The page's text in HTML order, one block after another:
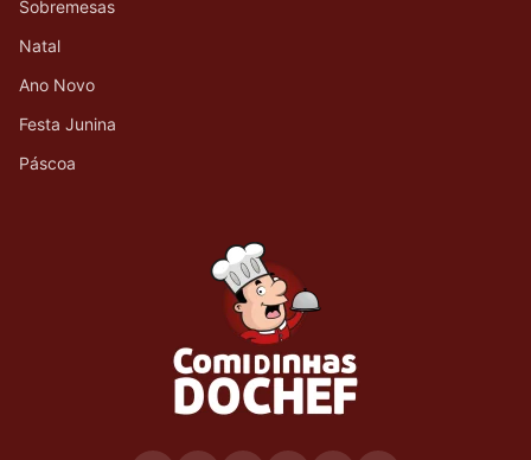
Sobremesas
Natal
Ano Novo
Festa Junina
Páscoa